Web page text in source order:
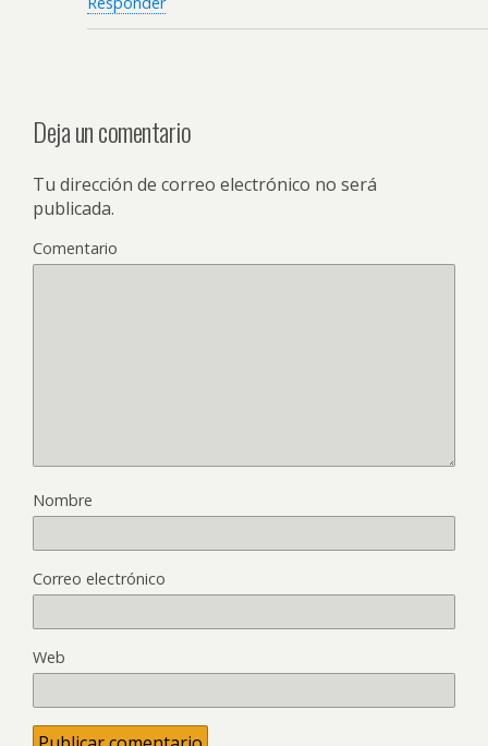
Deja un comentario
Tu dirección de correo electrónico no será
publicada.
Comentario
Nombre
Correo electrónico
Web